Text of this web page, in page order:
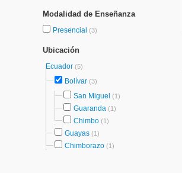
Modalidad de Enseñanza
Presencial (3)
Ubicación
Ecuador (5)
Bolívar (3)
San Miguel (1)
Guaranda (1)
Chimbo (1)
Guayas (1)
Chimborazo (1)